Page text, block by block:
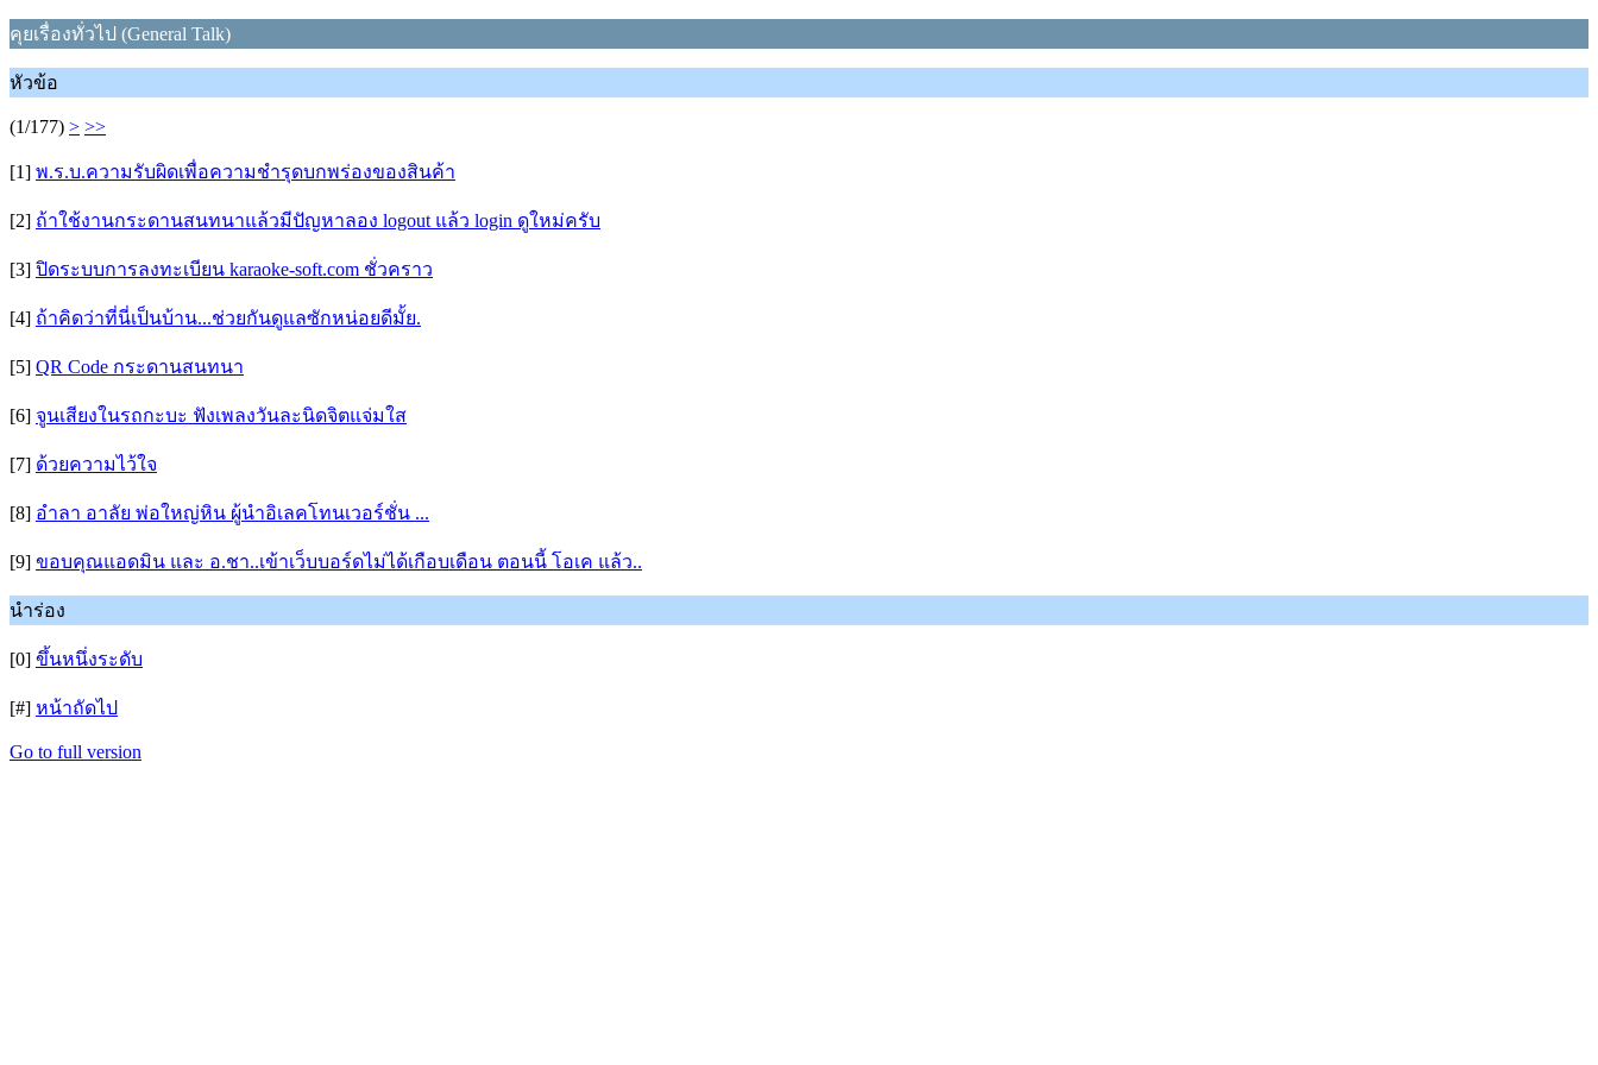
คุยเรื่องทั่วไป (General Talk)
หัวข้อ
(1/177) > >>
[1] พ.ร.บ.ความรับผิดเพื่อความชำรุดบกพร่องของสินค้า
[2] ถ้าใช้งานกระดานสนทนาแล้วมีปัญหาลอง logout แล้ว login ดูใหม่ครับ
[3] ปิดระบบการลงทะเบียน karaoke-soft.com ชั่วคราว
[4] ถ้าคิดว่าที่นี่เป็นบ้าน...ช่วยกันดูแลซักหน่อยดีมั้ย.
[5] QR Code กระดานสนทนา
[6] จูนเสียงในรถกะบะ ฟังเพลงวันละนิดจิตแจ่มใส
[7] ด้วยความไว้ใจ
[8] อำลา อาลัย พ่อใหญ่หิน ผู้นำอิเลคโทนเวอร์ชั่น ...
[9] ขอบคุณแอดมิน และ อ.ชา..เข้าเว็บบอร์ดไม่ได้เกือบเดือน ตอนนี้ โอเค แล้ว..
นำร่อง
[0] ขึ้นหนึ่งระดับ
[#] หน้าถัดไป
Go to full version